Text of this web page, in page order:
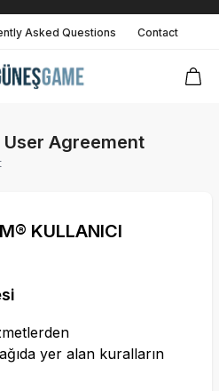
Asked Questions Contact
User Agreement
® KULLANICI
yer alan kuralların